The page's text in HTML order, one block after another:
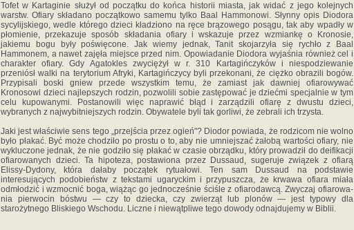
Tofet w Kartaginie służył od początku do końca historii mia­sta, jak widać z jego kolejnych
warstw. Ofiary składano począt­kowo samemu tylko Baal Hammonowi. Słynny opis Diodora
sycylijskiego, wedle którego dzieci kładziono na ręce brązo­wego posągu, tak aby wpadły w
płomienie, przekazuje sposób składania ofiary i wskazuje przez wzmiankę o Kronosie,
jakiemu bogu były poświęcone. Jak wiemy jednak, Tanit skojarzyła się rychło z Baal
Hammonem, a nawet zajęła miejsce przed nim. Opowiadanie Diodora wyjaśnia również cel i
charakter ofiary. Gdy Agatokles zwyciężył w r. 310 Kartagińczyków i niespodziewanie
przeniósł walki na terytorium Afryki, Kartagińczycy byli przekonani, że ciężko obrazili bogów.
Przypisali boski gniew przede wszystkim temu, że zamiast jak dawniej ofiarowywać
Kronosowi dzieci najlepszych rodzin, pozwolili sobie zastępować je dziećmi specjalnie w tym
celu kupowanymi. Postanowili więc naprawić błąd i zarządzili ofiarę z dwustu dzieci,
wybranych z najwybitniejszych rodzin. Obywatele byli tak gorliwi, że ze­brali ich trzysta.
Jaki jest właściwie sens tego „przejścia przez ogień"? Diodor powiada, że rodzicom nie wolno
było płakać. Być może chodziło po prostu o to, aby nie umniejszać żałobą wartości ofiary, nie
wykluczone jednak, że nie godziło się płakać w czasie obrządku, który prowadził do deifikacji
ofiarowanych dzieci. Ta hipoteza, postawiona przez Dussaud, sugeruje związek z ofiarą
Elissy-Dydony, która dałaby początek rytuałowi. Ten sam Dussaud na podstawie
interesujących podobieństw z tekstami ugaryckim i przypuszcza, że krwawa ofiara miała
odmłodzić i wzmocnić boga, wiążąc go jednocześnie ściśle z ofiarodawcą. Zwyczaj ofiarowa­
nia pierwocin bóstwu — czy to dziecka, czy zwierząt lub plo­nów — jest typowy dla
starożytnego Bliskiego Wschodu. Liczne i niewątpliwe tego dowody odnajdujemy w Biblii.